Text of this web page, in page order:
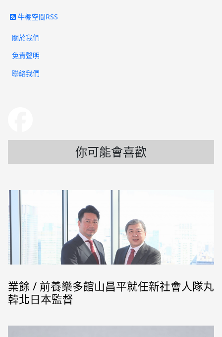
牛棚空間RSS
關於我們
免責聲明
聯絡我們
你可能會喜歡
業餘 / 前養樂多館山昌平就任新社會人隊丸
韓北日本監督